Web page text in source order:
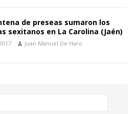
de preseas sumaron los
sexitanos en La Carolina (Jaén)
Juan Manuel De Haro